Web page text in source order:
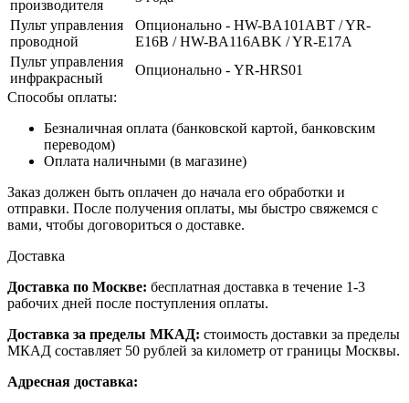
производителя
Пульт управления
проводной
Опционально - HW-BA101ABT / YR-
E16B / HW-BA116ABK / YR-E17A
Пульт управления
инфракрасный
Опционально - YR-HRS01
Способы оплаты:
Безналичная оплата (банковской картой, банковским
переводом)
Оплата наличными (в магазине)
Заказ должен быть оплачен до начала его обработки и
отправки. После получения оплаты, мы быстро свяжемся с
вами, чтобы договориться о доставке.
Доставка
Доставка по Москве: бесплатная доставка в течение 1-3
рабочих дней после поступления оплаты.
Доставка за пределы МКАД: стоимость доставки за пределы
МКАД составляет 50 рублей за километр от границы Москвы.
Адресная доставка: